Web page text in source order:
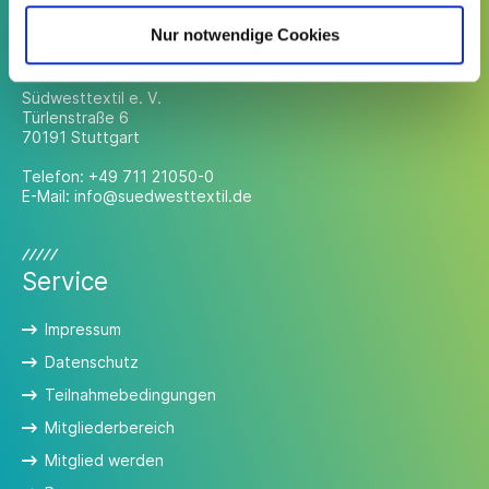
Nur notwendige Cookies
Südwesttextil e. V.
Türlenstraße 6
70191 Stuttgart
Telefon: +49 711 21050-0
E-Mail: info@suedwesttextil.de
Service
Impressum
Datenschutz
Teilnahmebedingungen
Mitgliederbereich
Mitglied werden